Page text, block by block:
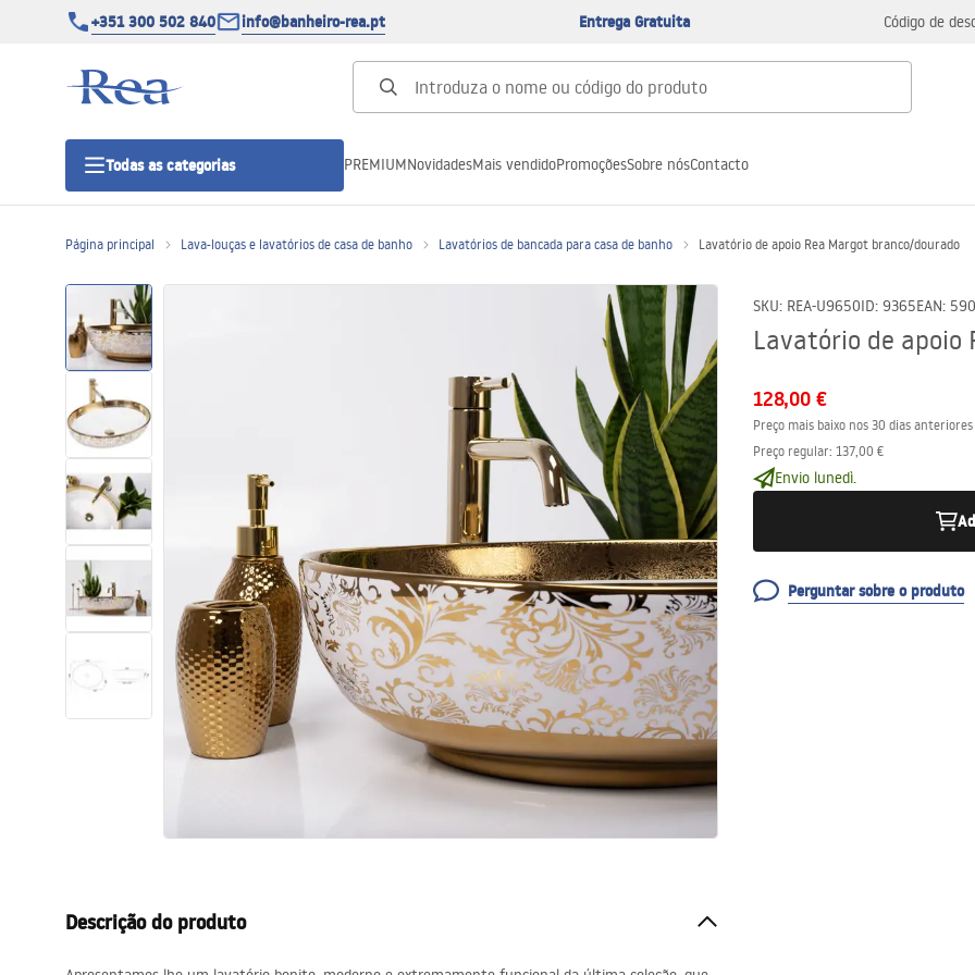
+351 300 502 840 info@banheiro-rea.pt Entrega Gratuita Código de
Todas as categorias
outras
Portas de duche
Bases de duche de casa de banho
Sumidouros de duche
Sanitas, lavatórios
Lava-louças e lavatórios de casa
de banho
Cabinas de duche de casa de
banho
Chuveiros de casa de banho
Acessórios de casa de banho,
PREMIUMNovidadesMais vendidoPromoçõesSobre nósContacto
Página principal Lava-louças e lavatórios de casa de banho Lavatórios de bancada para casa de banho Lavatório de apoio Rea Margot branco/dourado
SKU: REA-U9650ID: 9365EAN:
Lavatório de apoio
128,00 €
Preço mais baixo nos 30 dias
Preço regular: 137,00 €
Envio lunedì.
Perguntar sobre o produto
Descrição do produto